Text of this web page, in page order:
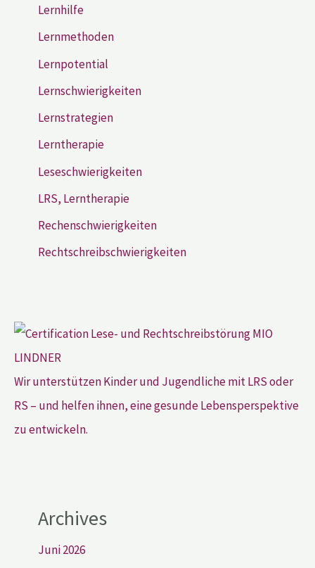
Lernhilfe
Lernmethoden
Lernpotential
Lernschwierigkeiten
Lernstrategien
Lerntherapie
Leseschwierigkeiten
LRS, Lerntherapie
Rechenschwierigkeiten
Rechtschreibschwierigkeiten
Wir unterstützen Kinder und Jugendliche mit LRS oder
RS – und helfen ihnen, eine gesunde Lebensperspektive
zu entwickeln.
Archives
Juni 2026